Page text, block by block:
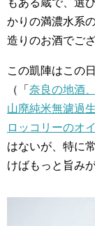
もある蔵で、選
かりの満濃水系
造りのお酒でご
この凱陣はこの
（「 奈良の地酒
山廃純米無濾過
ロッコリーのオ
はないが、特に
けばもっと旨み